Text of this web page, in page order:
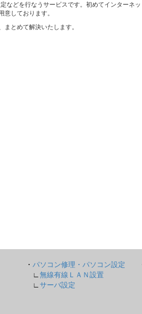
などを行なうサービスです。初めてインターネッ
しております。
とめて解決いたします。
・ パソコン修理・パソコン設定
∟ 無線有線ＬＡＮ設置
∟ サーバ設定